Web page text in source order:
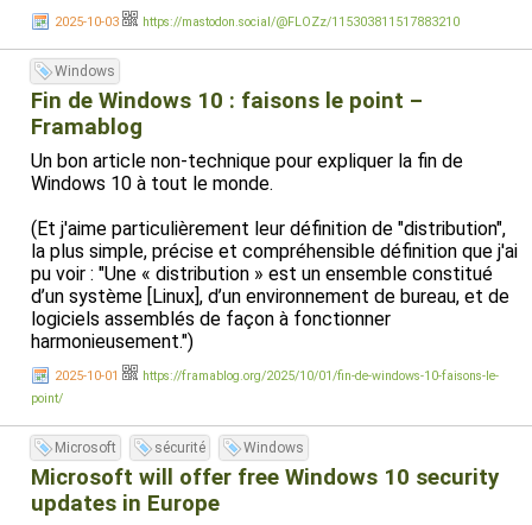
2025-10-03 https://mastodon.social/@FLOZz/115303811517883210
Windows
Fin de Windows 10 : faisons le point –
Framablog
Un bon article non-technique pour expliquer la fin de
Windows 10 à tout le monde.
(Et j'aime particulièrement leur définition de "distribution",
la plus simple, précise et compréhensible définition que j'ai
pu voir : "Une « distribution » est un ensemble constitué
d’un système [Linux], d’un environnement de bureau, et de
logiciels assemblés de façon à fonctionner
harmonieusement.")
2025-10-01
https://framablog.org/2025/10/01/fin-de-windows-10-faisons-le-
point/
Microsoft sécurité Windows
Microsoft will offer free Windows 10 security
updates in Europe